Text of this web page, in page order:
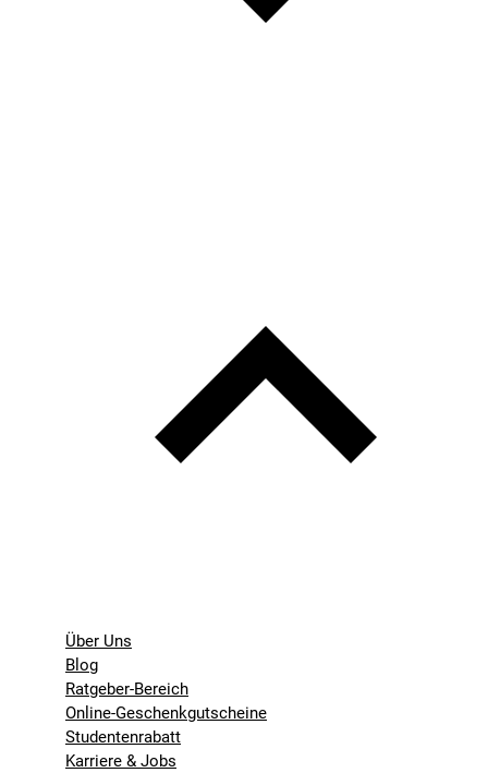
Über Uns
Blog
Ratgeber-Bereich
Online-Geschenkgutscheine
Studentenrabatt
Karriere & Jobs